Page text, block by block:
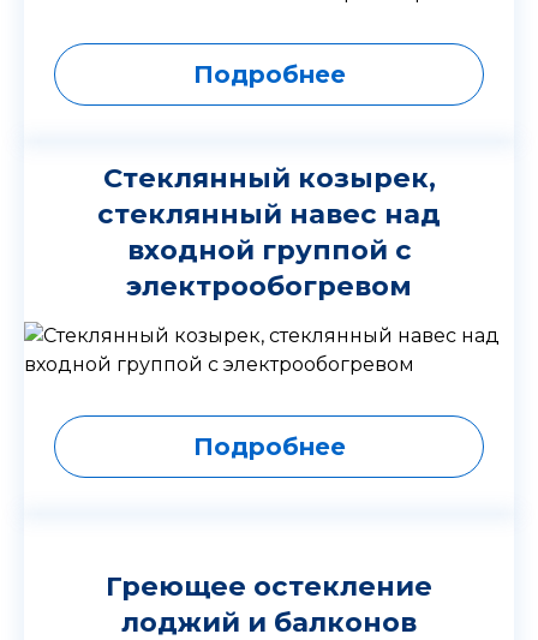
Подробнее
Стеклянный козырек,
стеклянный навес над
входной группой с
электрообогревом
Подробнее
Греющее остекление
лоджий и балконов